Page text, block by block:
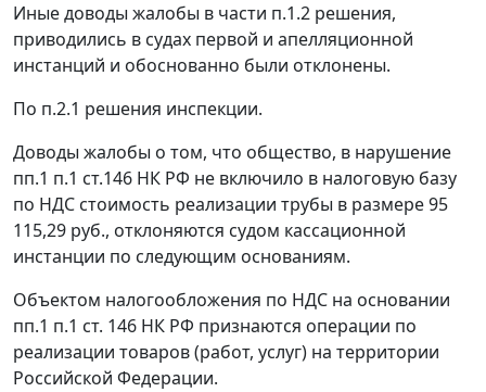
Иные доводы жалобы в части п.1.2 решения,
приводились в судах первой и апелляционной
инстанций и обоснованно были отклонены.
По п.2.1 решения инспекции.
Доводы жалобы о том, что общество, в нарушение
пп.1 п.1 ст.146 НК РФ не включило в налоговую базу
по НДС стоимость реализации трубы в размере 95
115,29 руб., отклоняются судом кассационной
инстанции по следующим основаниям.
Объектом налогообложения по НДС на основании
пп.1 п.1 ст. 146 НК РФ признаются операции по
реализации товаров (работ, услуг) на территории
Российской Федерации.